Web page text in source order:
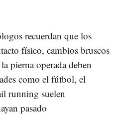
recuerdan que los
físico, cambios bruscos
pierna operada deben
como el fútbol, el
running suelen
pasado